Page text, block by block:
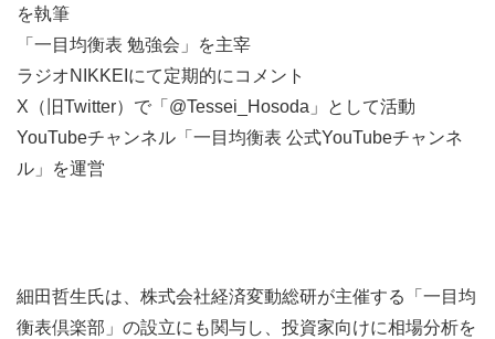
を執筆
「一目均衡表 勉強会」を主宰
ラジオNIKKEIにて定期的にコメント
X（旧Twitter）で「@Tessei_Hosoda」として活動
YouTubeチャンネル「一目均衡表 公式YouTubeチャンネ
ル」を運営
細田哲生氏は、株式会社経済変動総研が主催する「一目均
衡表倶楽部」の設立にも関与し、投資家向けに相場分析を